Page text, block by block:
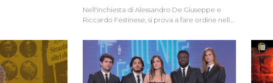
Nell'inchiesta di Alessandro De Giuseppe e
Riccardo Festinese, si prova a fare ordine nella
continuano a emergere attorno a una delle
vicende giudiziarie più discusse degli ultimi
anni. Lo speciale ricostruisce la vicenda
mettendo in fila testimonianze, errori, dettagli
controversi e i protagonisti di un'indagine che